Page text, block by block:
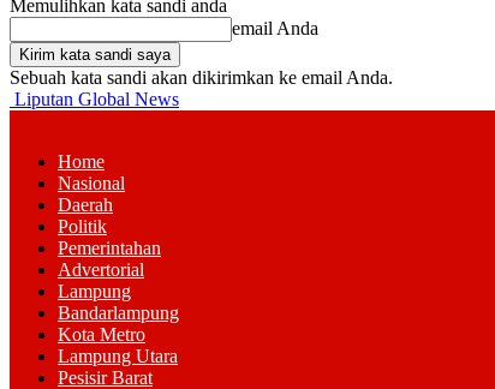
Memulihkan kata sandi anda
email Anda
Sebuah kata sandi akan dikirimkan ke email Anda.
Liputan Global News
Home
Nasional
Daerah
Politik
Pemerintahan
Advertorial
Lampung
Bandarlampung
Kota Metro
Lampung Utara
Pesisir Barat